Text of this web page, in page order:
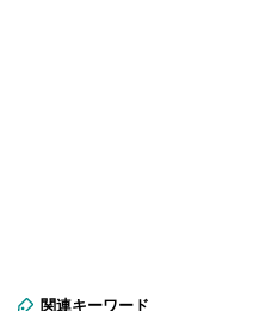
関連キーワード